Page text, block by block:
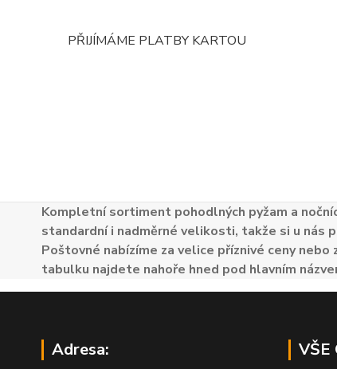
PŘIJÍMÁME PLATBY KARTOU
Kompletní sortiment pohodlných pyžam a
standardní i nadměrné velikosti, takže si u nás
Poštovné nabízíme za velice příznivé ceny
tabulku najdete nahoře hned pod hlavním
Adresa: VŠE